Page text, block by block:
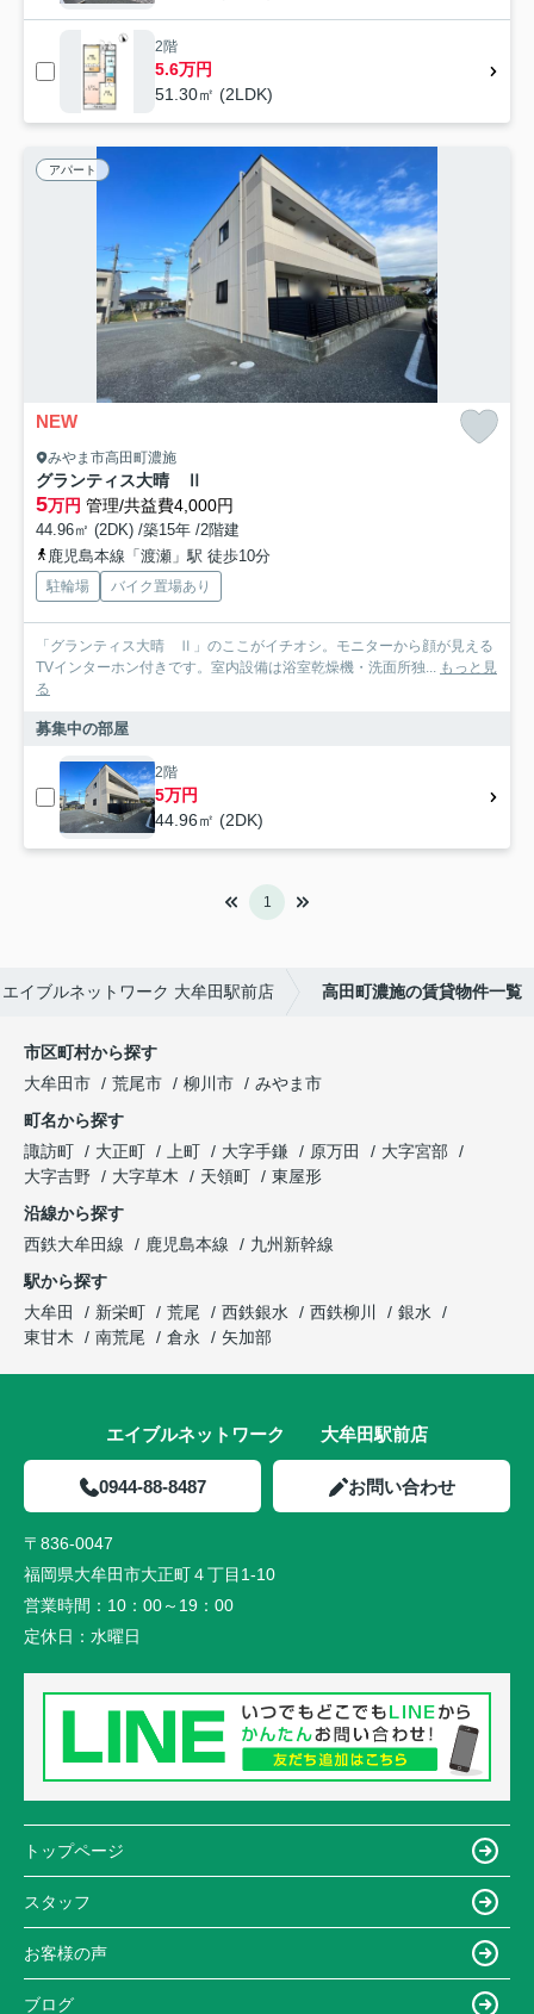
2階
5.6万円
51.30㎡ (2LDK)
アパート
NEW
みやま市高田町濃施
グランティス大晴 Ⅱ
5万円 管理/共益費4,000円
44.96㎡ (2DK) /築15年 /2階建
鹿児島本線「渡瀬」駅 徒歩10分
駐輪場 バイク置場あり
「グランティス大晴 Ⅱ」のここがイチオシ。モニターから顔が見える
TVインターホン付きです。室内設備は浴室乾燥機・洗面所独... もっと見
る
募集中の部屋
2階
5万円
44.96㎡ (2DK)
1
イブルネットワーク 大牟田駅前店 高田町濃施の賃貸物件一覧
市区町村から探す
大牟田市
荒尾市 柳川市
みやま市
町名から探す
諏訪町
大正町 上町 大字手鎌 原万田
大字宮部
大字吉野
大字草木 天領町
東屋形
沿線から探す
西鉄大牟田線
鹿児島本線
九州新幹線
駅から探す
大牟田
新栄町 荒尾 西鉄銀水 西鉄柳川
銀水
東甘木
南荒尾 倉永 矢加部
エイブルネットワーク 大牟田駅前店
0944-88-8487 お問い合わせ
〒836-0047
福岡県大牟田市大正町４丁目1-10
営業時間： 10：00～19：00
定休日： 水曜日
トップページ
スタッフ
お客様の声
ブログ